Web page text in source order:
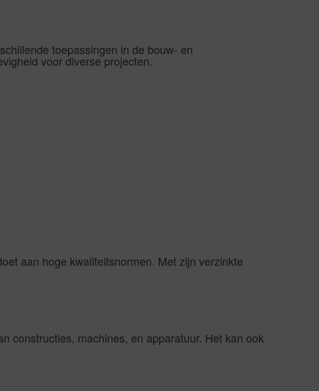
toepassingen in de bouw- en
voor diverse projecten.
aan hoge kwaliteitsnormen. Met zijn verzinkte
constructies, machines, en apparatuur. Het kan ook